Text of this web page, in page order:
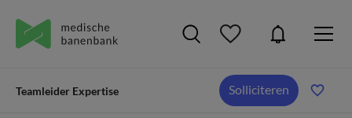
Teamleider Expertise Solliciteren